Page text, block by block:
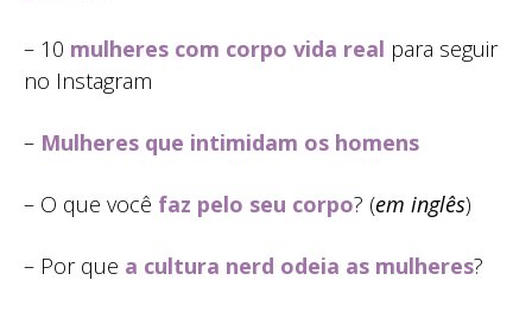
– 10 mulheres com corpo vida real para seguir
no Instagram
– Mulheres que intimidam os homens
– O que você faz pelo seu corpo? (em inglês)
– Por que a cultura nerd odeia as mulheres?